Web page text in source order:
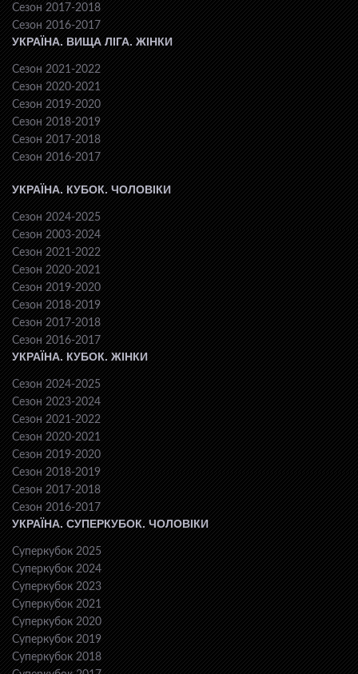
Сезон 2017-2018
Сезон 2016-2017
УКРАЇНА. ВИЩА ЛІГА. ЖІНКИ
Сезон 2021-2022
Сезон 2020-2021
Сезон 2019-2020
Сезон 2018-2019
Сезон 2017-2018
Сезон 2016-2017
УКРАЇНА. КУБОК. ЧОЛОВІКИ
Сезон 2024-2025
Сезон 2003-2024
Сезон 2021-2022
Сезон 2020-2021
Сезон 2019-2020
Сезон 2018-2019
Сезон 2017-2018
Сезон 2016-2017
УКРАЇНА. КУБОК. ЖІНКИ
Сезон 2024-2025
Сезон 2023-2024
Сезон 2021-2022
Сезон 2020-2021
Сезон 2019-2020
Сезон 2018-2019
Сезон 2017-2018
Сезон 2016-2017
УКРАЇНА. СУПЕРКУБОК. ЧОЛОВІКИ
Суперкубок 2025
Суперкубок 2024
Суперкубок 2023
Суперкубок 2021
Суперкубок 2020
Суперкубок 2019
Суперкубок 2018